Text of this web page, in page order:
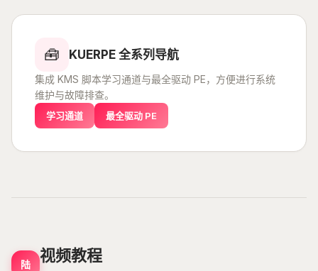
🧰 KUERPE 全系列导航
集成 KMS 脚本学习通道与最全驱动 PE，方便进行系统
维护与故障排查。
学习通道 最全驱动 PE
陆 视频教程